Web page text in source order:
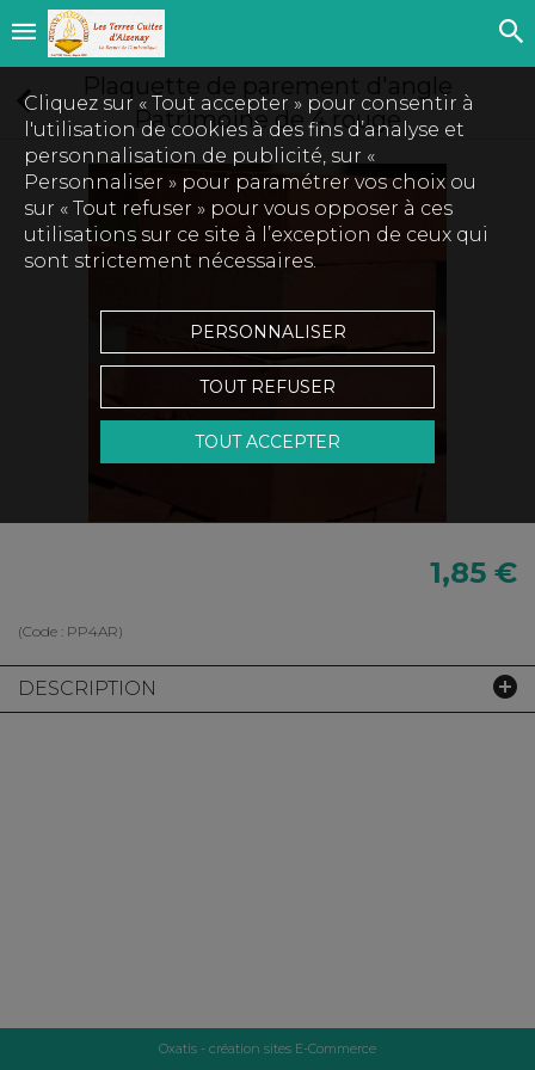
Patrimoine de 4 rouge
1,85 €
(Code : PP4AR)
DESCRIPTION
Cliquez sur « Tout accepter » pour consentir à
l'utilisation de cookies à des fins d’analyse et
personnalisation de publicité, sur «
Personnaliser » pour paramétrer vos choix ou
sur « Tout refuser » pour vous opposer à ces
utilisations sur ce site à l’exception de ceux qui
sont strictement nécessaires.
PERSONNALISER
TOUT REFUSER
TOUT ACCEPTER
Oxatis - création sites E-Commerce